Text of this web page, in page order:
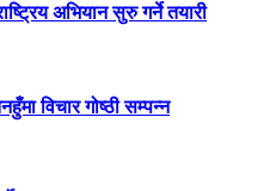
अभियान सुरु गर्ने तयारी
विचार गोष्ठी सम्पन्न